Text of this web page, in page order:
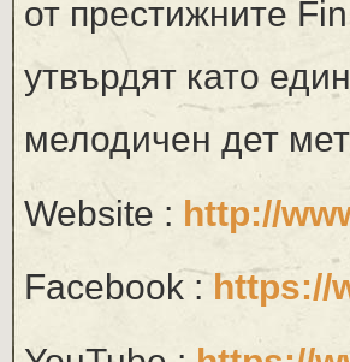
от престижните
утвърдят като
мелодичен дет
Website : http://
Facebook :https://